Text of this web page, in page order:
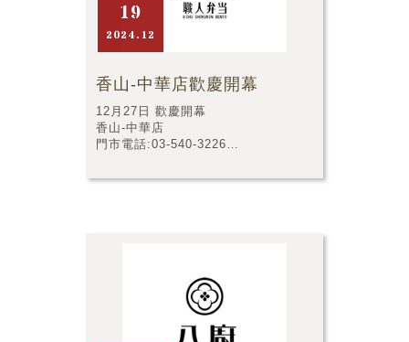
19
2024.12
香山-中華店歡慶開幕
12月27日 歡慶開幕
香山-中華店
門市電話:03-540-3226
602號